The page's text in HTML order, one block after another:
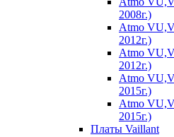
2008г.)
Atmo
2012г.)
Atmo
2012г.)
Atmo
2015г.)
Atmo
2015г.)
Платы Vaillant